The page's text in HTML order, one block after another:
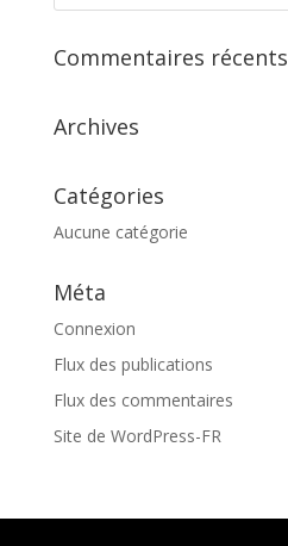
Commentaires récents
Archives
Catégories
Aucune catégorie
Méta
Connexion
Flux des publications
Flux des commentaires
Site de WordPress-FR